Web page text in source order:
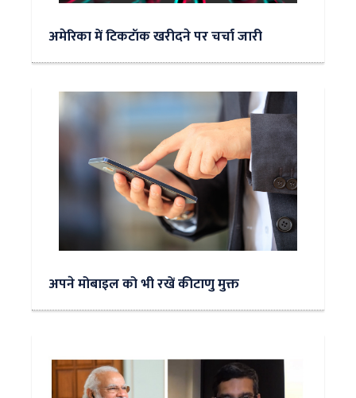
अमेरिका में टिकटॉक खरीदने पर चर्चा जारी
अपने मोबाइल को भी रखें कीटाणु मुक्त